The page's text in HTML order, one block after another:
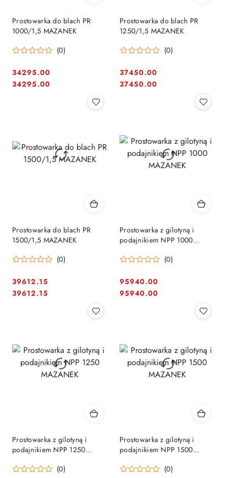
Prostowarka do blach PR
1000/1,5 MAZANEK
(0)
Cena:
34295.00
Cena:
34295.00
Prostowarka do blach PR
1250/1,5 MAZANEK
(0)
Cena:
37450.00
Cena:
37450.00
Prostowarka do blach PR
1500/1,5 MAZANEK
(0)
Cena:
39612.15
Cena:
39612.15
Prostowarka z gilotyną i
podajnikiem NPP 1000
(0)
Cena:
95940.00
Cena:
95940.00
Prostowarka z gilotyną i
podajnikiem NPP 1250
(0)
Prostowarka z gilotyną i
podajnikiem NPP 1500
(0)